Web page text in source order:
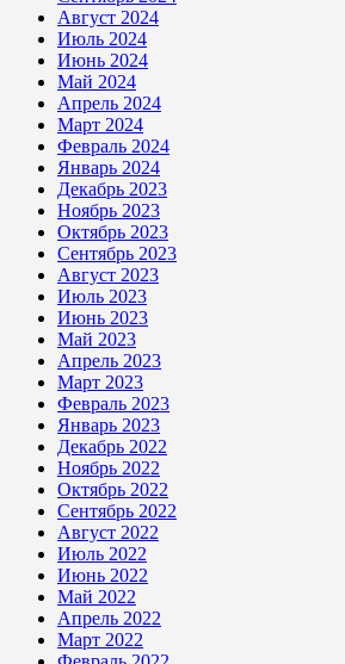
Август 2024
Июль 2024
Июнь 2024
Май 2024
Апрель 2024
Март 2024
Февраль 2024
Январь 2024
Декабрь 2023
Ноябрь 2023
Октябрь 2023
Сентябрь 2023
Август 2023
Июль 2023
Июнь 2023
Май 2023
Апрель 2023
Март 2023
Февраль 2023
Январь 2023
Декабрь 2022
Ноябрь 2022
Октябрь 2022
Сентябрь 2022
Август 2022
Июль 2022
Июнь 2022
Май 2022
Апрель 2022
Март 2022